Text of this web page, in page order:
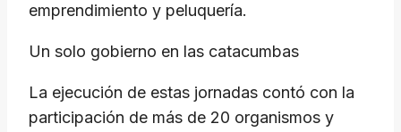
emprendimiento y peluquería.
​Un solo gobierno en las catacumbas
​La ejecución de estas jornadas contó con la
participación de más de 20 organismos y